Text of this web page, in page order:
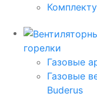
горелки
Газовые
Газовые
Buderus